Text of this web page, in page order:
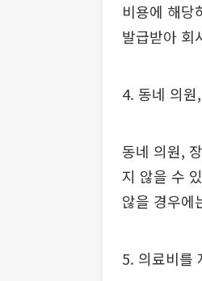
비용에 해당
발급받아 회
4. 동네 의
동네 의원,
지 않을 수
않을 경우에
5. 의료비를